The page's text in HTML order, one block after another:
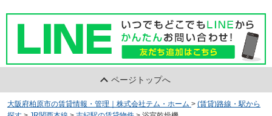
ページトップへ
大阪府柏原市の賃貸情報・管理｜株式会社テム・ホーム > (賃貸)路線・駅から